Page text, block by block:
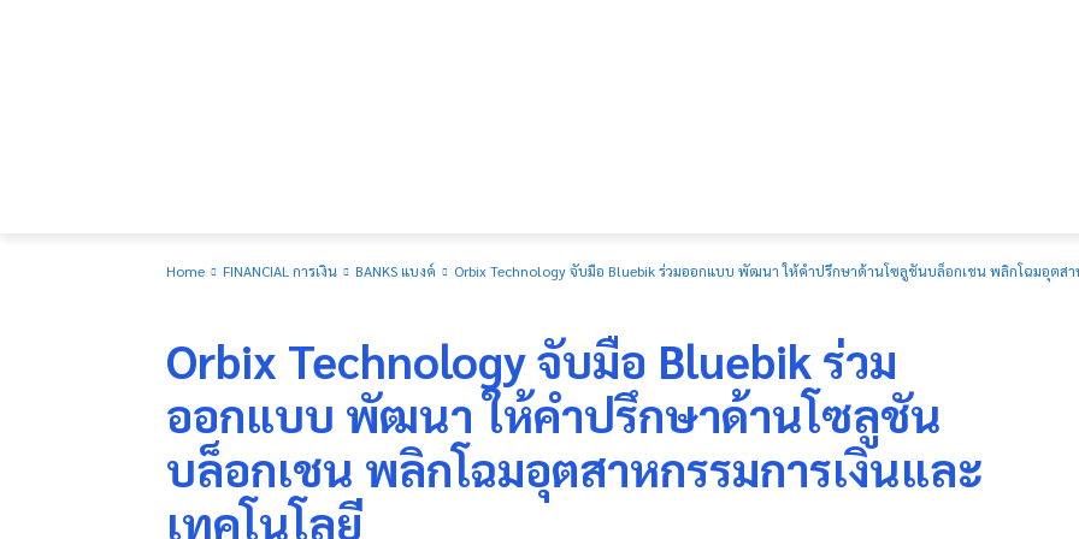
Home FINANCIAL การเงิน BANKS แบงค์ Orbix Technology จับมือ Bluebik ร่วมออกแบบ พัฒนา ให้คำปรึกษาด้านโซลูชันบล็อกเชน พลิกโฉมอุตสา
Orbix Technology จับมือ Bluebik ร่วม
ออกแบบ พัฒนา ให้คำปรึกษาด้านโซลูชัน
บล็อกเชน พลิกโฉมอุตสาหกรรมการเงินและ
เทคโนโลยี